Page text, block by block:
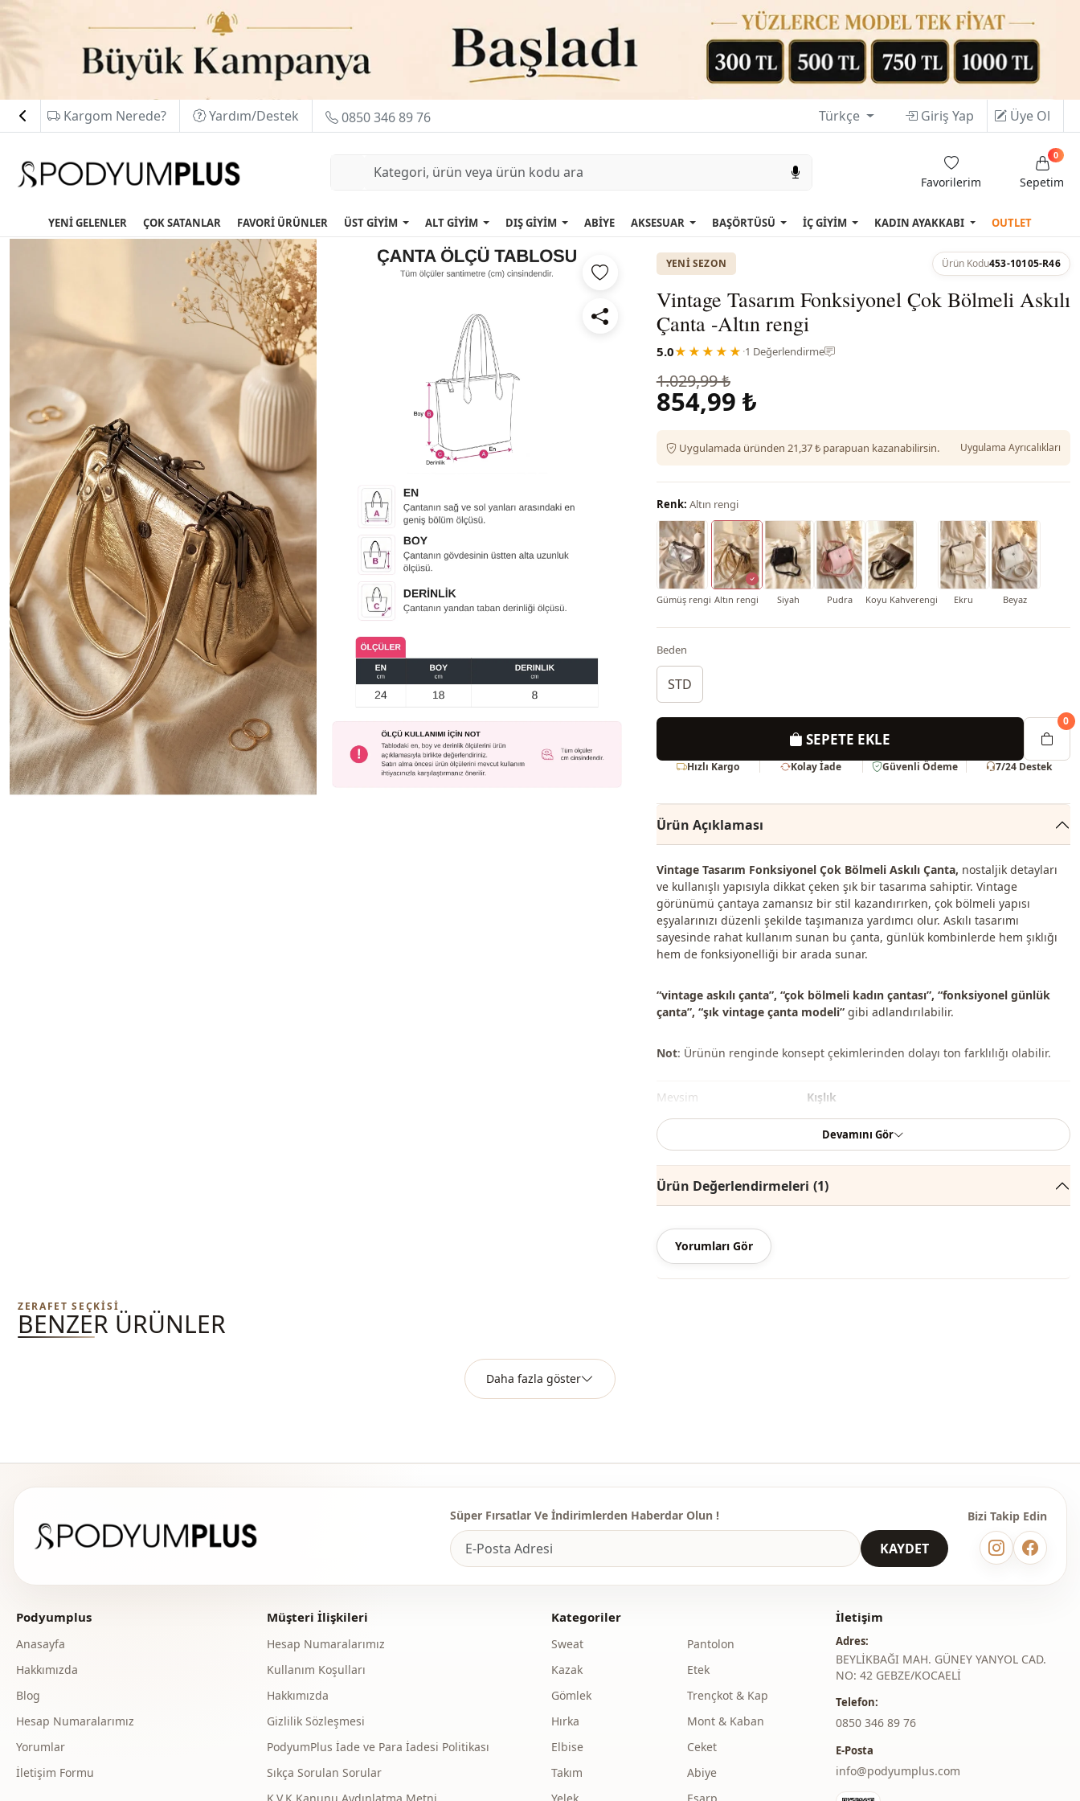
Kargom Nerede? Yardım/Destek 0850 346 89 76 Türkçe Giriş Yap Üye Ol
Favorilerim Sepetim
0
YENİ GELENLER ÇOK SATANLAR FAVORİ ÜRÜNLER ÜST GİYİM ALT GİYİM DIŞ GİYİM ABİYE AKSESUAR BAŞÖRTÜSÜ İÇ GİYİM KADIN AYAKKABI OUTLET
YENI SEZON Ürün Kodu453-10105-R46
Vintage Tasarım Fonksiyonel Çok Bölmeli Askılı
Çanta -Altın rengi
5.0★★★★★ ·1 Değerlendirme
1.029,99 ₺
854,99 ₺
Uygulamada üründen 21,37 ₺ parapuan kazanabilirsin. Uygulama Ayrıcalıkları
Renk: Altın rengi
Gümüş rengi Altın rengi Siyah Pudra Koyu Kahverengi Ekru Beyaz
Beden
STD
SEPETE EKLE
0
Hızlı Kargo Kolay İade Güvenli Ödeme 7/24 Destek
Ürün Açıklaması
Vintage Tasarım Fonksiyonel Çok Bölmeli Askılı Çanta, nostaljik detayları
ve kullanışlı yapısıyla dikkat çeken şık bir tasarıma sahiptir. Vintage
görünümü çantaya zamansız bir stil kazandırırken, çok bölmeli yapısı
eşyalarınızı düzenli şekilde taşımanıza yardımcı olur. Askılı tasarımı
sayesinde rahat kullanım sunan bu çanta, günlük kombinlerde hem şıklığı
hem de fonksiyonelliği bir arada sunar.
“vintage askılı çanta”, “çok bölmeli kadın çantası”, “fonksiyonel günlük
çanta”, “şık vintage çanta modeli” gibi adlandırılabilir.
Not: Ürünün renginde konsept çekimlerinden dolayı ton farklılığı olabilir.
Mevsi̇m Kışlık
Mevsi̇m Mevsimlik
Mevsi̇m Yazlık
Kumaş Suni deri
Kategori̇
Sti̇l
Devamını Gör
Ürün Değerlendirmeleri (1)
Yorumları Gör
ZERAFET SEÇKISI
BENZER ÜRÜNLER
Daha fazla göster
Süper Fırsatlar Ve İndirimlerden Haberdar Olun !
KAYDET
Bizi Takip Edin
Podyumplus
Anasayfa
Hakkımızda
Blog
Hesap Numaralarımız
Yorumlar
İletişim Formu
Müşteri İlişkileri
Hesap Numaralarımız
Kullanım Koşulları
Hakkımızda
Gizlilik Sözleşmesi
PodyumPlus İade ve Para İadesi Politikası
Sıkça Sorulan Sorular
Kategoriler
Sweat
Kazak
Gömlek
Hırka
Elbise
Takım
Pantolon
Etek
Trençkot & Kap
Mont & Kaban
Ceket
Abiye
İletişim
Adres:
BEYLİKBAĞI MAH. GÜNEY YANYOL CAD.
NO: 42 GEBZE/KOCAELİ
Telefon:
‎0850 346 89 76
E-Posta
info@podyumplus.com